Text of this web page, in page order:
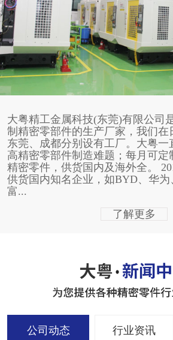
大粤精工金属科技(东莞)有限公司
制精密零部件的生产厂家，我们在
东莞、成都分别设有工厂。大粤一
高精密零部件制造难题；每月可定
精密零件，供货国内及海外全。
供货国内知名企业，如BYD、华为
富...
了解更多
公司动态 行业资讯